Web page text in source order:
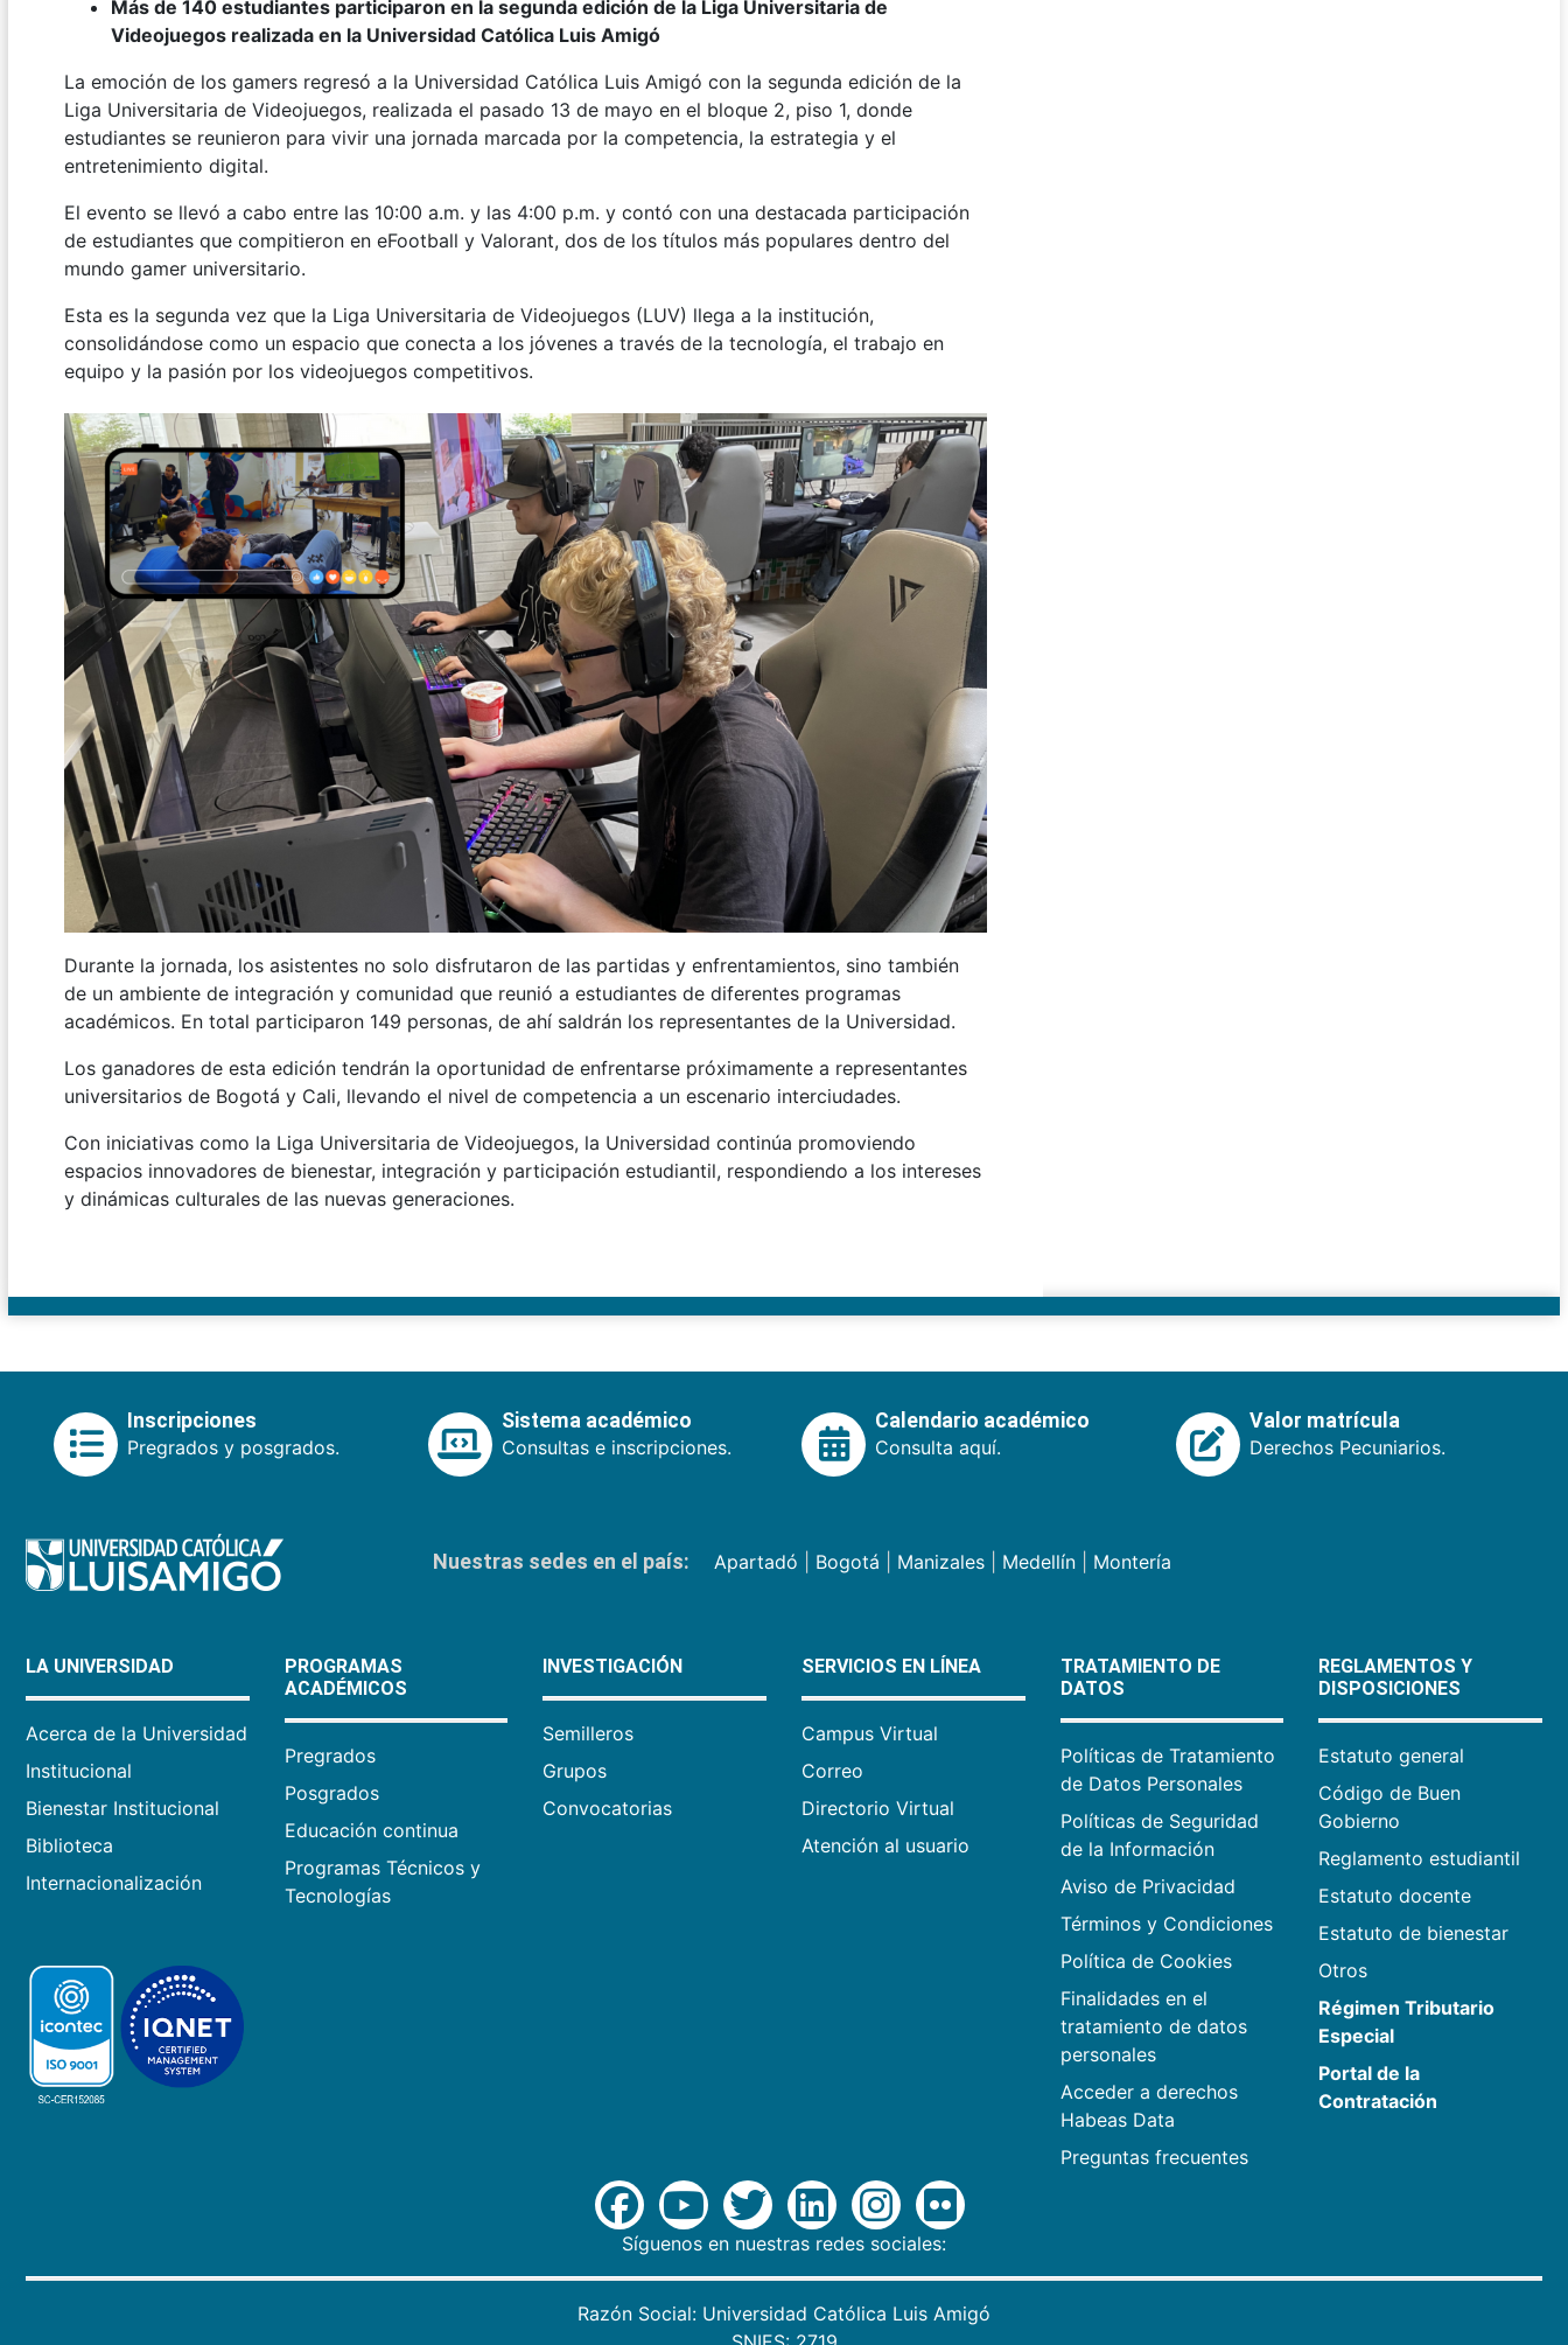
Más de 140 estudiantes participaron en la segunda edición de la Liga Universitaria de
Videojuegos realizada en la Universidad Católica Luis Amigó
La emoción de los gamers regresó a la Universidad Católica Luis Amigó con la segunda edición de la
Liga Universitaria de Videojuegos, realizada el pasado 13 de mayo en el bloque 2, piso 1, donde
estudiantes se reunieron para vivir una jornada marcada por la competencia, la estrategia y el
entretenimiento digital.
El evento se llevó a cabo entre las 10:00 a.m. y las 4:00 p.m. y contó con una destacada participación
de estudiantes que compitieron en eFootball y Valorant, dos de los títulos más populares dentro del
mundo gamer universitario.
Esta es la segunda vez que la Liga Universitaria de Videojuegos (LUV) llega a la institución,
consolidándose como un espacio que conecta a los jóvenes a través de la tecnología, el trabajo en
equipo y la pasión por los videojuegos competitivos.
Durante la jornada, los asistentes no solo disfrutaron de las partidas y enfrentamientos, sino también
de un ambiente de integración y comunidad que reunió a estudiantes de diferentes programas
académicos. En total participaron 149 personas, de ahí saldrán los representantes de la Universidad.
Los ganadores de esta edición tendrán la oportunidad de enfrentarse próximamente a representantes
universitarios de Bogotá y Cali, llevando el nivel de competencia a un escenario interciudades.
Con iniciativas como la Liga Universitaria de Videojuegos, la Universidad continúa promoviendo
espacios innovadores de bienestar, integración y participación estudiantil, respondiendo a los intereses
y dinámicas culturales de las nuevas generaciones.
Inscripciones
Pregrados y posgrados.
Sistema académico
Consultas e inscripciones.
Calendario académico
Consulta aquí.
Valor matrícula
Derechos Pecuniarios.
Nuestras sedes en el país: Apartadó Bogotá Manizales| Medellín| Montería
LA UNIVERSIDAD
Acerca de la Universidad
Institucional
Bienestar Institucional
Biblioteca
Internacionalización
PROGRAMAS
ACADÉMICOS
Pregrados
Posgrados
Educación continua
Programas Técnicos y
Tecnologías
INVESTIGACIÓN
Semilleros
Grupos
Convocatorias
SERVICIOS EN LÍNEA
Campus Virtual
Correo
Directorio Virtual
Atención al usuario
TRATAMIENTO DE
DATOS
Políticas de Tratamiento
de Datos Personales
Políticas de Seguridad
de la Información
Aviso de Privacidad
Términos y Condiciones
Política de Cookies
Finalidades en el
tratamiento de datos
personales
Acceder a derechos
Habeas Data
Preguntas frecuentes
REGLAMENTOS Y
DISPOSICIONES
Estatuto general
Código de Buen
Gobierno
Reglamento estudiantil
Estatuto docente
Estatuto de bienestar
Otros
Régimen Tributario
Especial
Portal de la
Contratación
Síguenos en nuestras redes sociales:
Razón Social: Universidad Católica Luis Amigó